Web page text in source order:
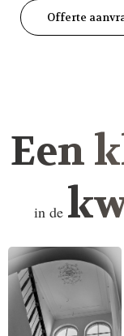
Offerte
Een
in de